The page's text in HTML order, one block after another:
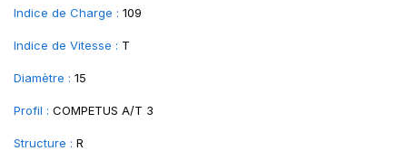
Indice de Charge : 109
Indice de Vitesse : T
Diamètre : 15
Profil : COMPETUS A/T 3
Structure : R